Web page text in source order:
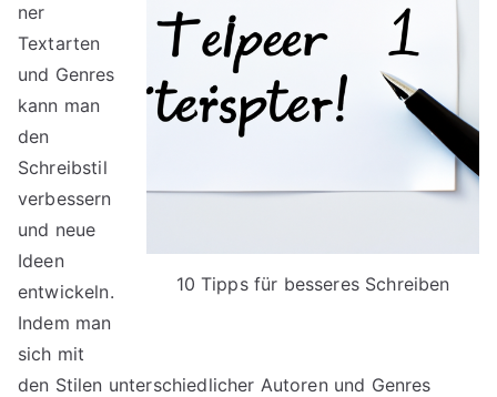
10 Tipps für besseres Schreiben
ner
Textarten
und Genres
kann man
den
Schreibstil
verbessern
und neue
Ideen
entwickeln.
Indem man
sich mit
den Stilen unterschiedlicher Autoren und Genres